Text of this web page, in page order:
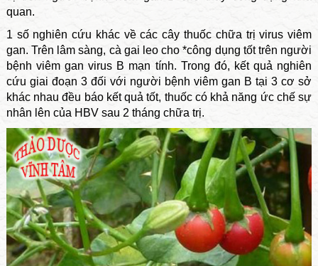
quan.
1 số nghiên cứu khác về các cây thuốc chữa trị virus viêm
gan. Trên lâm sàng, cà gai leo cho *công dụng tốt trên người
bệnh viêm gan virus B mạn tính. Trong đó, kết quả nghiên
cứu giai đoạn 3 đối với người bệnh viêm gan B tại 3 cơ sở
khác nhau đều báo kết quả tốt, thuốc có khả năng ức chế sự
nhân lên của HBV sau 2 tháng chữa trị.